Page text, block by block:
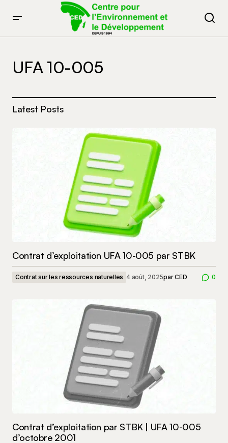
UFA 10-005
Latest Posts
Contrat d’exploitation UFA 10-005 par STBK
Contrat sur les ressources naturelles 4 août, 2025parCED 0
Contrat d’exploitation par STBK | UFA 10-005
d’octobre 2001